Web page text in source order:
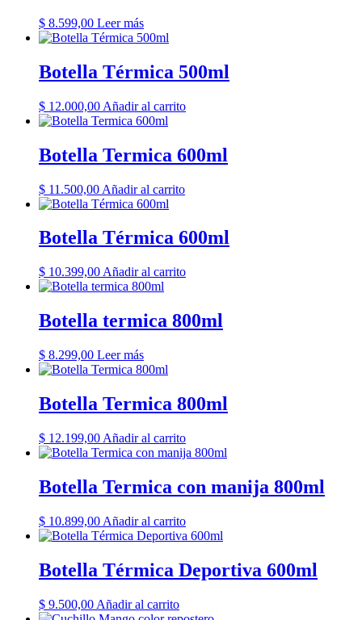
$ 8.599,00 Leer más
Botella Térmica 500ml
$ 12.000,00 Añadir al carrito
Botella Termica 600ml
$ 11.500,00 Añadir al carrito
Botella Térmica 600ml
$ 10.399,00 Añadir al carrito
Botella termica 800ml
$ 8.299,00 Leer más
Botella Termica 800ml
$ 12.199,00 Añadir al carrito
Botella Termica con manija 800ml
$ 10.899,00 Añadir al carrito
Botella Térmica Deportiva 600ml
$ 9.500,00 Añadir al carrito